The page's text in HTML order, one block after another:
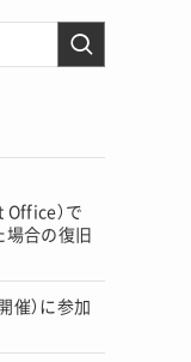
）で
場合の復旧
催）に参加